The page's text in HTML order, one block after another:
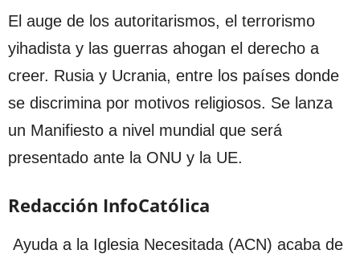
El auge de los autoritarismos, el terrorismo
yihadista y las guerras ahogan el derecho a
creer. Rusia y Ucrania, entre los países donde
se discrimina por motivos religiosos. Se lanza
un Manifiesto a nivel mundial que será
presentado ante la ONU y la UE.
Redacción InfoCatólica
Ayuda a la Iglesia Necesitada (ACN) acaba de